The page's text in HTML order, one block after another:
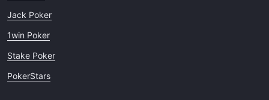
Jack Poker
1win Poker
Stake Poker
PokerStars